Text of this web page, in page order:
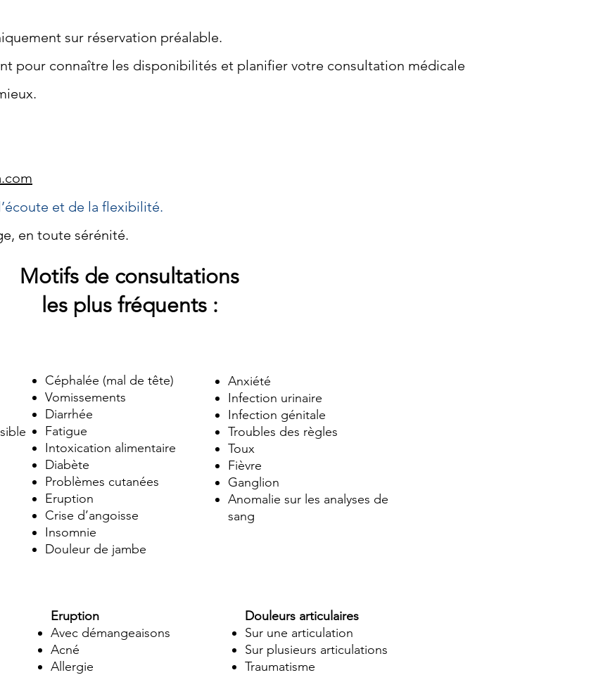
sur réservation préalable.
pour connaître les disponibilités et planifier votre consultation médicale
et de la flexibilité.
en toute sérénité.
Motifs de consultations
les plus fréquents :
Céphalée (mal de tête)
Vomissements
Diarrhée
Fatigue
Intoxication alimentaire
Diabète
Problèmes cutanées
Eruption
Crise d’angoisse
Insomnie
Douleur de jambe
Anxiété
Infection urinaire
Infection génitale
Troubles des règles
Toux
Fièvre
Ganglion
Anomalie sur les analyses de
sang
Eruption
Avec démangeaisons
Acné
Allergie
Douleurs articulaires
Sur une articulation
Sur plusieurs articulations
Traumatisme